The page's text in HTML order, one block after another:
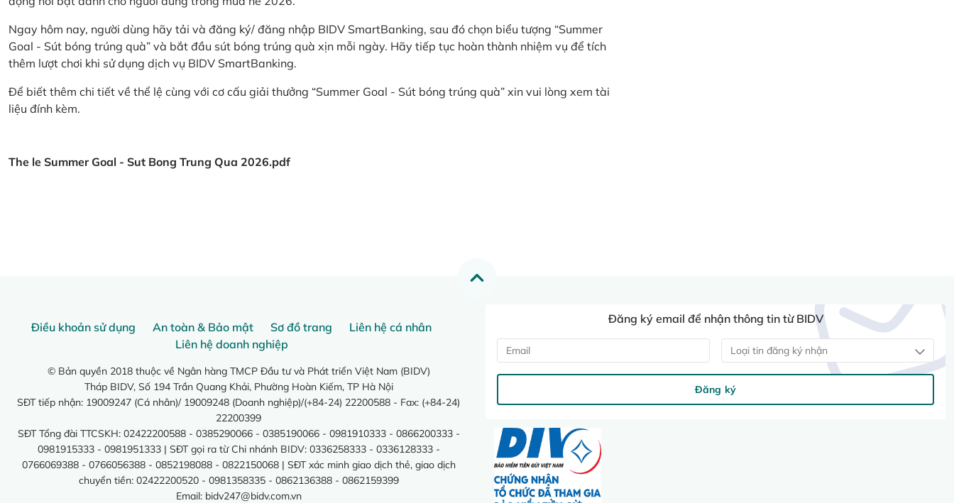
Ngay hôm nay, người dùng hãy tải và đăng ký/ đăng nhập BIDV SmartBanking, sau đó chọn biểu tượng “Summer
Goal - Sút bóng trúng quà” và bắt đầu sút bóng trúng quà xịn mỗi ngày. Hãy tiếp tục hoàn thành nhiệm vụ để tích
thêm lượt chơi khi sử dụng dịch vụ BIDV SmartBanking.
Để biết thêm chi tiết về thể lệ cùng với cơ cấu giải thưởng “Summer Goal - Sút bóng trúng quà” xin vui lòng xem tài
liệu đính kèm.
The le Summer Goal - Sut Bong Trung Qua 2026.pdf
Điều khoản sử dụng An toàn & Bảo mật Sơ đồ trang
Liên hệ cá nhân
Liên hệ doanh nghiệp
© Bản quyền 2018 thuộc về Ngân hàng TMCP Đầu tư và Phát triển Việt Nam (BIDV)
Tháp BIDV, Số 194 Trần Quang Khải, Phường Hoàn Kiếm, TP Hà Nội
SĐT tiếp nhận: 19009247 (Cá nhân)/ 19009248 (Doanh nghiệp)/(+84-24) 22200588 - Fax: (+84-24)
22200399
SĐT Tổng đài TTCSKH: 02422200588 - 0385290066 - 0385190066 - 0981910333 - 0866200333 -
0981915333 - 0981951333 | SĐT gọi ra từ Chi nhánh BIDV: 0336258333 - 0336128333 -
0766069388 - 0766056388 - 0852198088 - 0822150068 | SĐT xác minh giao dịch thẻ, giao dịch
chuyển tiền: 02422200520 - 0981358335 - 0862136388 - 0862159399
Email: bidv247@bidv.com.vn
Đăng ký email để nhận thông tin từ BIDV
Loại tin đăng ký nhận
Đăng ký